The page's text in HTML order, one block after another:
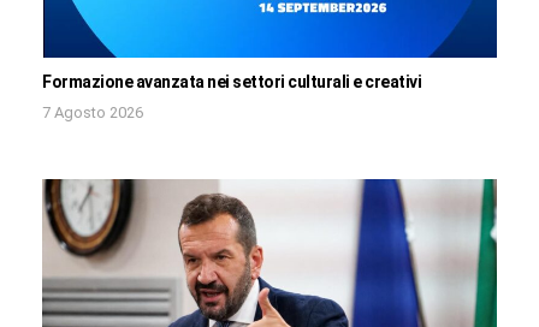
Formazione avanzata nei settori culturali e creativi
7 Agosto 2026